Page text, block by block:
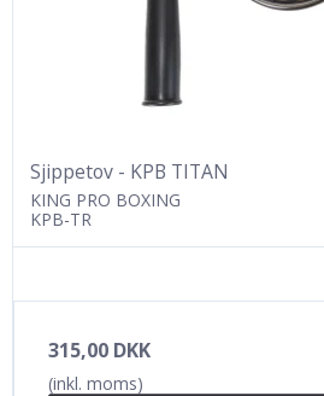
Sjippetov - KPB TITAN
KING PRO BOXING
KPB-TR
315,00 DKK
(inkl. moms)